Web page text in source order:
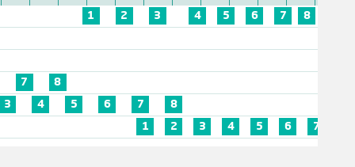
1 2 3 4 5 6 7 8
7
8
3
4 5 6 7
8
1
2 3 4 5 6 7